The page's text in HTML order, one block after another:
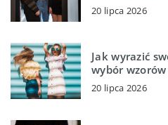
20 lipca 2026
Jak wyrazić
wybór
20 lipca 2026